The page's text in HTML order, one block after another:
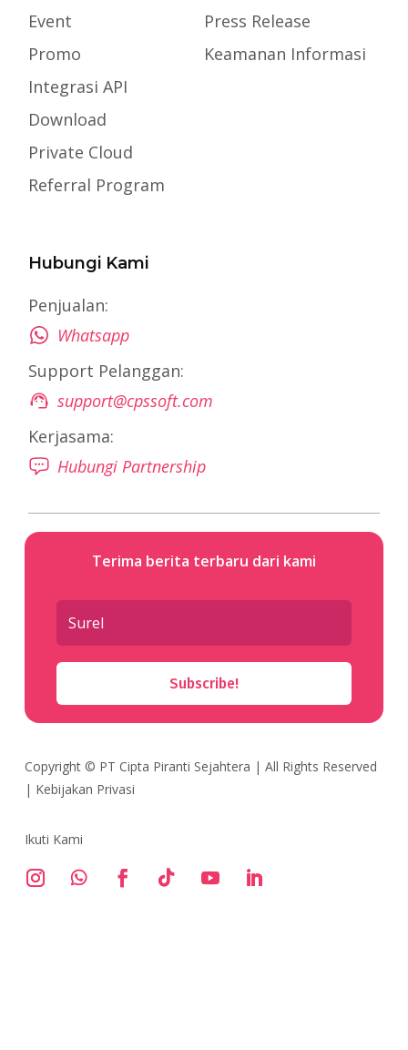
Event
Promo
Integrasi API
Download
Private Cloud
Referral Program
Press Release
Keamanan Informasi
Hubungi Kami
Penjualan:
Whatsapp
Support Pelanggan:
support@cpssoft.com
Kerjasama:
Hubungi Partnership
Terima berita terbaru dari kami
Subscribe!
Copyright © PT Cipta Piranti Sejahtera | All Rights Reserved
| Kebijakan Privasi
Ikuti Kami